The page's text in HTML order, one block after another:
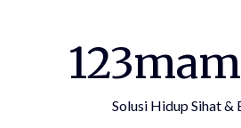
Solusi Hidup Sihat &